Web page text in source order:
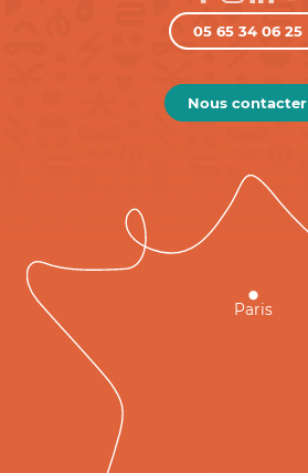
05 65 34 06 25
Nous contacter
Paris